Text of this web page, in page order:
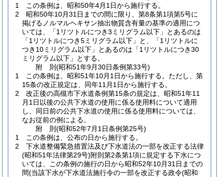
1
この条例は、昭和50年4月1日から施行する。
2
昭和50年10月31日までの間に限り、第8条第1項第5号に
掲げるノルマルヘキサン抽出物質含有量の基準の適用につ
いては、「1リツトルにつき3ミリグラム以下」とあるのは
「1リツトルにつき5ミリグラム以下」と、「1リツトルに
つき10ミリグラム以下」とあるのは「1リツトルにつき30
ミリグラム以下」とする。
附 則(昭和51年9月30日条例第33号)
1
この条例は、昭和51年10月1日から施行する。 ただし、第
15条の改正規定は、同年11月1日から施行する。
2
改正後の高槻市下水道条例第15条の規定は、昭和51年11
月1日以後の公共下水道の使用に係る使用料について適用
し、同日前の公共下水道の使用に係る使用料については、
なお従前の例による。
附 則(昭和52年7月1日条例第25号)
1
この条例は、公布の日から施行する。
2
下水道整備緊急措置法及び下水道法の一部を改正する法律
(昭和51年法律第29号)附則第2条第1項に規定する下水につ
いては、この条例の施行の日から昭和52年10月31日までの
間(当該下水が下水道法施行令の一部を改正する政令(昭和